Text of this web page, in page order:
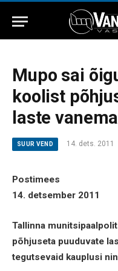
Mupo sai
koolist
laste
SUUR VEND 14. dets. 2011
Postimees
14. detsember 2011
Tallinna
põhjuseta puuduvate
tegutsevaid kauplusi